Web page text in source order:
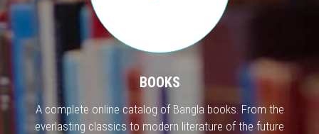
BOOKS
A complete online catalog of Bangla books. From the
everlasting classics to modern literature of the future